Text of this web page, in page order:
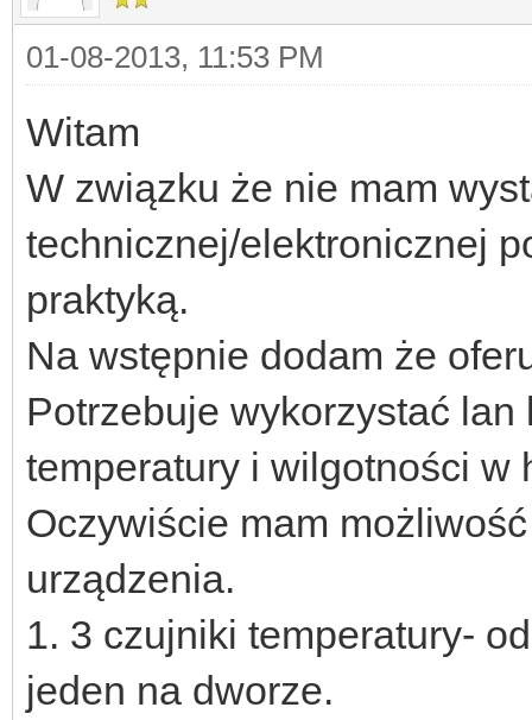
01-08-2013, 11:53 PM
Witam
W związku że nie mam
technicznej/elektronicznej
praktyką.
Na wstępnie dodam że
Potrzebuje wykorzystać
temperatury i wilgotności w
Oczywiście mam
urządzenia.
1. 3 czujniki temperatury-
jeden na dworze.